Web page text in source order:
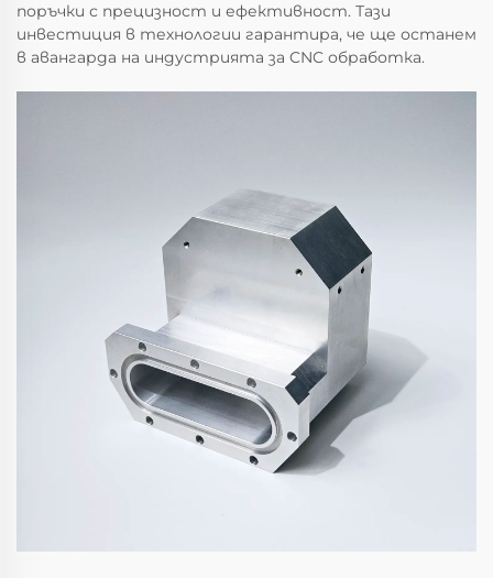
поръчки с прецизност и ефективност. Тази
инвестиция в технологии гарантира, че ще останем
в авангарда на индустрията за CNC обработка.